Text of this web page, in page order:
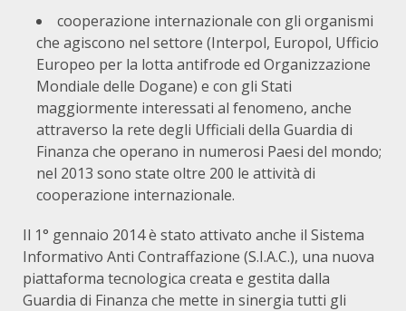
cooperazione internazionale con gli organismi
che agiscono nel settore (Interpol, Europol, Ufficio
Europeo per la lotta antifrode ed Organizzazione
Mondiale delle Dogane) e con gli Stati
maggiormente interessati al fenomeno, anche
attraverso la rete degli Ufficiali della Guardia di
Finanza che operano in numerosi Paesi del mondo;
nel 2013 sono state oltre 200 le attività di
cooperazione internazionale.
Il 1° gennaio 2014 è stato attivato anche il Sistema
Informativo Anti Contraffazione (S.I.A.C.), una nuova
piattaforma tecnologica creata e gestita dalla
Guardia di Finanza che mette in sinergia tutti gli